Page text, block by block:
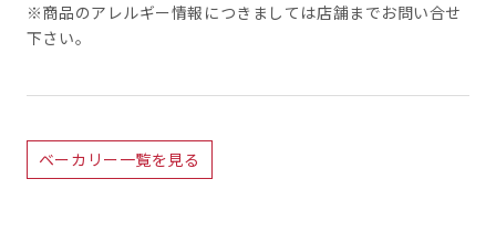
※商品のアレルギー情報につきましては店舗までお問い合せ
下さい。
ベーカリー一覧を見る